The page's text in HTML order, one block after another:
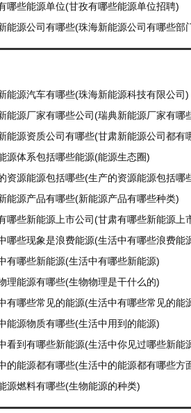
哪些能源单位(甘孜有哪些能源单位招聘)
能源公司有哪些(珠海新能源公司有哪些部
能源汽车有哪些(珠海新能源科技有限公司)
能源厂家有哪些公司(瑞典新能源厂家有哪
能源资质公司有哪些(甘肃新能源公司都有
源体系包括哪些能源(能源生态圈)
资源能源包括哪些(生产的资源能源包括哪
能源产品有哪些(新能源产品有哪些种类)
哪些新能源上市公司(甘肃有哪些新能源上
哪些现象是浪费能源(生活中有哪些浪费能
有哪些新能源(生活中有哪些新能源)
理能源有哪些(生物物理是干什么的)
有哪些常见的能源(生活中有哪些常见的能
能源物质有哪些(生活中用到的能源)
看到有哪些新能源(生活中你见过哪些新能
的能源都有哪些(生活中的能源都有哪些方
源燃料有哪些(生物能源的种类)